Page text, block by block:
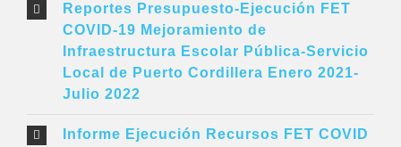
Reportes Presupuesto-Ejecución FET
COVID-19 Mejoramiento de
Infraestructura Escolar Pública-Servicio
Local de Puerto Cordillera Enero 2021-
Julio 2022
Informe Ejecución Recursos FET COVID